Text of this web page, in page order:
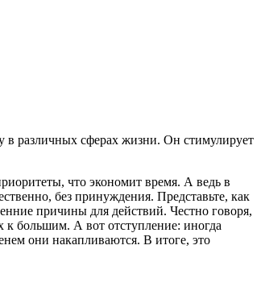
в различных сферах жизни. Он стимулирует
что экономит время. А ведь в
без принуждения. Представьте, как
причины для действий. Честно говоря,
к большим. А вот отступление: иногда
они накапливаются. В итоге, это